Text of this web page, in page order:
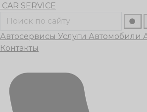
Перейти
CAR SERVICE
Поиск
Автосервисы Услуги Автомобили
Контакты